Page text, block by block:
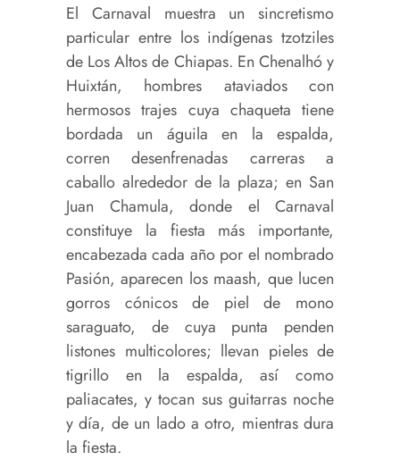
El Carnaval muestra un sincretismo
particular entre los indígenas tzotziles
de Los Altos de Chiapas. En Chenalhó y
Huixtán, hombres ataviados con
hermosos trajes cuya chaqueta tiene
bordada un águila en la espalda,
corren desenfrenadas carreras a
caballo alrededor de la plaza; en San
Juan Chamula, donde el Carnaval
constituye la fiesta más importante,
encabezada cada año por el nombrado
Pasión, aparecen los maash, que lucen
gorros cónicos de piel de mono
saraguato, de cuya punta penden
listones multicolores; llevan pieles de
tigrillo en la espalda, así como
paliacates, y tocan sus guitarras noche
y día, de un lado a otro, mientras dura
la fiesta.